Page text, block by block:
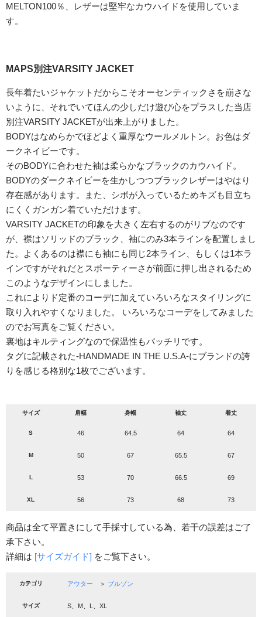
MELTON100％、レザーは堅牢なカウハイドを使用していま
す。
MAPS別注VARSITY JACKET
長年着たいジャケットだからこそオーセンティックさを崩さな
いように、それでいてほんの少しだけ遊び心をプラスした当店
別注VARSITY JACKETが出来上がりました。
BODYはなめらかでほどよく重厚なウールメルトン。お色はダ
ークネイビーです。
そのBODYに合わせた袖は柔らかなブラックのカウハイド。
BODYのダークネイビーを生かしつつブラックレザーはやはり
存在感があります。また、シボが入っているためキズも目立ち
にくくガンガン着ていただけます。
VARSITY JACKETの印象を大きく左右するのがリブなのです
が、襟はソリッドのブラック、袖にのみ3本ラインを配置しまし
た。よくあるのは襟にも袖にも同じ2本ライン、もしくは1本ラ
インですがそれだとスポーティーさが前面に押し出されるため
このようなデザインにしました。
これによりド定番のコーデに加えていろいろなスタイリングに
取り入れやすくなりました。 いろいろなコーデをしてみました
のでお写真をご覧ください。
裏地はキルティングなので保温性もバッチリです。
タグに記載された-HANDMADE IN THE U.S.A-にブランドの誇
りを感じる格別な1枚でございます。
サイズ 肩幅 身幅 袖丈 着丈
S 46 64.5 64 64
M 50 67 65.5 67
L 53 70 66.5 69
XL 56 73 68 73
商品は全て平置きにして手採寸している為、若干の誤差はご了
承下さい。
詳細は [サイズガイド] をご覧下さい。
カテゴリ アウター ＞ ブルゾン
サイズ S、M、L、XL